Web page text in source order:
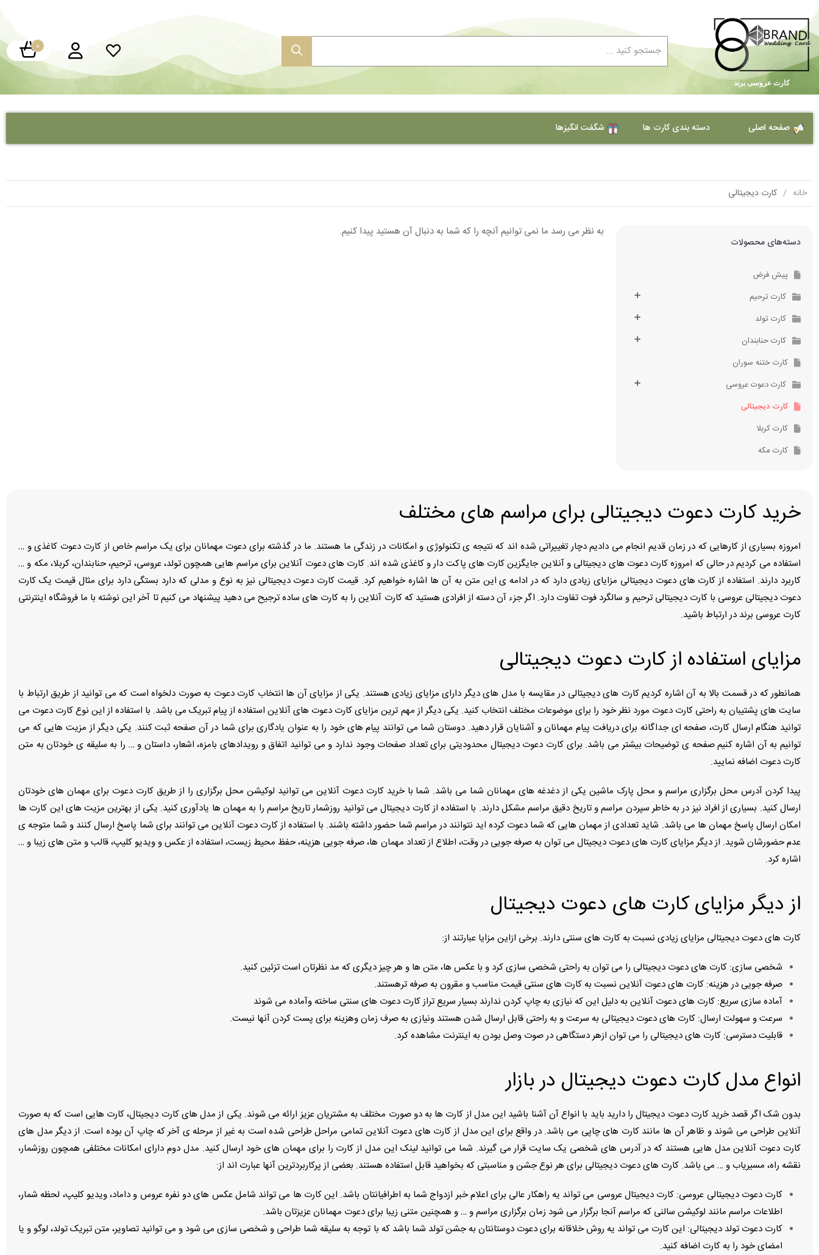
کارت عروسی برند
0
صفحه اصلی دسته بندی کارت ها
کارت ترحیم
کارت مکه (حجاج)
کارت کربلا
کارت دیجیتال
کارت عروسی طلقی کارت عروسی کالکی کارت عروسی لیزری
کارت عروسی فانتزی
کارت عروسی عکس دار کارت عروسی جعبه ای
شگفت انگیزها
خانه کارت دیجیتالی
دسته‌های محصولات
پیش فرض
کارت ترحیم
کارت تولد
کارت حنابندان
کارت ختنه سوران
کارت دعوت عروسی
کارت دیجیتالی
کارت کربلا
کارت مکه
به نظر می رسد ما نمی توانیم آنچه را که شما به دنبال آن هستید پیدا کنیم.
خرید کارت دعوت دیجیتالی برای مراسم های مختلف
امروزه بسیاری از کارهایی که در زمان قدیم انجام می دادیم دچار تغییراتی شده اند که نتیجه ی تکنولوژی و امکانات در زندگی ما هستند. ما در گذشته برای دعوت مهمانان برای یک مراسم خاص از کارت دعوت کاغذی و …
استفاده می کردیم در حالی که امروزه کارت دعوت های دیجیتالی و آنلاین جایگزین کارت های پاکت دار و کاغذی شده اند. کارت های دعوت آنلاین برای مراسم هایی همچون تولد، عروسی، ترحیم، حنابندان، کربلا، مکه و …
کاربرد دارند. استفاده از کارت های دعوت دیجیتالی مزایای زیادی دارد که در ادامه ی این متن به آن ها اشاره خواهیم کرد. قیمت کارت دعوت دیجیتالی نیز به نوع و مدلی که دارد بستگی دارد برای مثال قیمت یک کارت
دعوت دیجیتالی عروسی با کارت دیجیتالی ترحیم و سالگرد فوت تفاوت دارد. اگر جزء آن دسته از افرادی هستید که کارت آنلاین را به کارت های ساده ترجیح می دهید پیشنهاد می کنیم تا آخر این نوشته با ما فروشگاه اینترنتی
کارت عروسی برند در ارتباط باشید.
مزایای استفاده از کارت دعوت دیجیتالی
همانطور که در قسمت بالا به آن اشاره کردیم کارت های دیجیتالی در مقایسه با مدل های دیگر دارای مزایای زیادی هستند. یکی از مزایای آن ها انتخاب کارت دعوت به صورت دلخواه است که می توانید از طریق ارتباط با
سایت های پشتیبان به راحتی کارت دعوت مورد نظر خود را برای موضوعات مختلف انتخاب کنید. یکی دیگر از مهم ترین مزایای کارت دعوت های آنلاین استفاده از پیام تبریک می باشد. با استفاده از این نوع کارت دعوت می
توانید هنگام ارسال کارت، صفحه ای جداگانه برای دریافت پیام مهمانان و آشنایان قرار دهید. دوستان شما می توانند پیام های خود را به عنوان یادگاری برای شما در آن صفحه ثبت کنند. یکی دیگر از مزیت هایی که می
توانیم به آن اشاره کنیم صفحه ی توضیحات بیشتر می باشد. برای کارت دعوت دیجیتال محدودیتی برای تعداد صفحات وجود ندارد و می توانید اتفاق و رویدادهای بامزه، اشعار، داستان و … را به سلیقه ی خودتان به متن
کارت دعوت اضافه نمایید.
پیدا کردن آدرس محل برگزاری مراسم و محل پارک ماشین یکی از دغدغه های مهمانان شما می باشد. شما با خرید کارت دعوت آنلاین می توانید لوکیشن محل برگزاری را از طریق کارت دعوت برای مهمان های خودتان
ارسال کنید. بسیاری از افراد نیز در به خاطر سپردن مراسم و تاریخ دقیق مراسم مشکل دارند. با استفاده از کارت دیجیتال می توانید روزشمار تاریخ مراسم را به مهمان ها یادآوری کنید. یکی از بهترین مزیت های این کارت ها
امکان ارسال پاسخ مهمان ها می باشد. شاید تعدادی از مهمان هایی که شما دعوت کرده اید نتوانند در مراسم شما حضور داشته باشند. با استفاده از کارت دعوت آنلاین می توانند برای شما پاسخ ارسال کنند و شما متوجه ی
عدم حضورشان شوید. از دیگر مزایای کارت های دعوت دیجیتال می توان به صرفه جویی در وقت، اطلاع از تعداد مهمان ها، صرفه جویی هزینه، حفظ محیط زیست، استفاده از عکس و ویدیو کلیپ، قالب و متن های زیبا و …
اشاره کرد.
از دیگر مزایای كارت هاى دعوت دیجیتال
كارت هاى دعوت ديجيتالى مزاياى زيادى نسبت به كارت هاى سنتى دارند. برخى ازاين مزايا عبارتند از:
شخصى سازى: كارت هاى دعوت ديجيتالى را مى توان به راحتى شخصى سازى كرد و با عكس ها، متن ها و هر چیز دیگری که مد نظرتان است تزئين كنید.
صرفه جويى در هزينه: كارت هاى دعوت آنلاين نسبت به كارت هاى سنتى قیمت مناسب و مقرون به صرفه ترهستند.
آماده سازى سريع: كارت هاى دعوت آنلاين به دليل اين كه نيازى به چاپ کردن ندارند بسيار سريع تراز كارت دعوت های سنتی ساخته وآماده مى شوند
سرعت و سهولت ارسال: كارت هاى دعوت ديجيتالى به سرعت و به راحتى قابل ارسال شدن هستند ونيازى به صرف زمان وهزينه براى پست كردن آنها نيست.
قابليت دسترسى: كارت هاى ديجيتالى را مى توان ازهر دستگاهى در صوت وصل بودن به اينترنت مشاهده كرد.
انواع مدل کارت دعوت دیجیتال در بازار
بدون شک اگر قصد خرید کارت دعوت دیجیتال را دارید باید با انواع آن آشنا باشید این مدل از کارت ها به دو صورت مختلف به مشتریان عزیز ارائه می شوند. یکی از مدل های کارت دیجیتال، کارت هایی است که به صورت
آنلاین طراحی می شوند و ظاهر آن ها مانند کارت های چاپی می باشد. در واقع برای این مدل از کارت های دعوت آنلاین تمامی مراحل طراحی شده است به غیر از مرحله ی آخر که چاپ آن بوده است. از دیگر مدل های
کارت دعوت آنلاین مدل هایی هستند که در آدرس های شخصی یک سایت قرار می گیرند. شما می توانید لینک این مدل از کارت را برای مهمان های خود ارسال کنید. مدل دوم دارای امکانات مختلفی همچون روزشمار،
نقشه راه، مسیریاب و … می باشد. کارت های دعوت دیجیتالی برای هر نوع جشن و مناسبتی که بخواهید قابل استفاده هستند. بعضی از پرکاربردترین آنها عبارت اند از:
کارت دعوت دیجیتالی عروسی: کارت دیجیتال عروسی می تواند یه راهکار عالی برای اعلام خبر ازدواج شما به اطرافیانتان باشد. این کارت ها می تواند شامل عکس های دو نفره عروس و داماد، ویدیو کلیپ، لحظه شمار،
اطلاعات مراسم مانند لوکیشن سالنی که مراسم آنجا برگزار می شود زمان برگزاری مراسم و … و همچنین متنی زیبا برای دعوت مهمانان عزیزتان باشد.
کارت دعوت تولد دیجیتالی: این کارت می تواند یه روش خلاقانه برای دعوت دوستانتان به جشن تولد شما باشد که با توجه به سلیقه شما طراحی و شخصی سازی می شود و می توانید تصاویر، متن تبریک تولد، لوگو و یا
امضای خود را به کارت اضافه کنید.